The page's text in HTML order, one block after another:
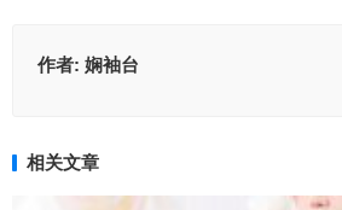
作者: 娴袖台
相关文章